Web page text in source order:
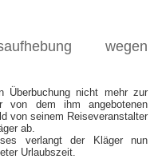
wegen
Überbuchung nicht mehr zur
von dem ihm angebotenen
von seinem Reiseveranstalter
ab.
verlangt der Kläger nun
Urlaubszeit.